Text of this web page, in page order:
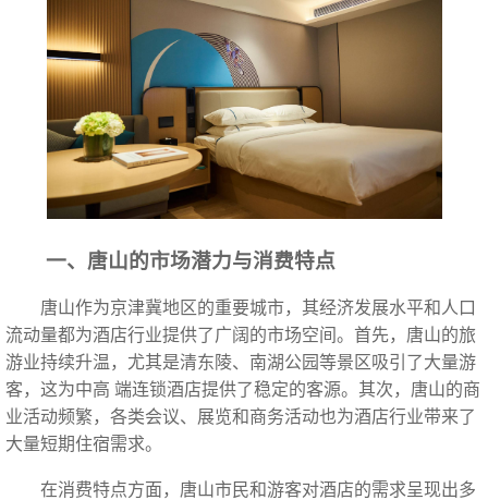
一、唐山的市场潜力与消费特点
唐山作为京津冀地区的重要城市，其经济发展水平和人口
流动量都为酒店行业提供了广阔的市场空间。首先，唐山的旅
游业持续升温，尤其是清东陵、南湖公园等景区吸引了大量游
客，这为中高 端连锁酒店提供了稳定的客源。其次，唐山的商
业活动频繁，各类会议、展览和商务活动也为酒店行业带来了
大量短期住宿需求。
在消费特点方面，唐山市民和游客对酒店的需求呈现出多